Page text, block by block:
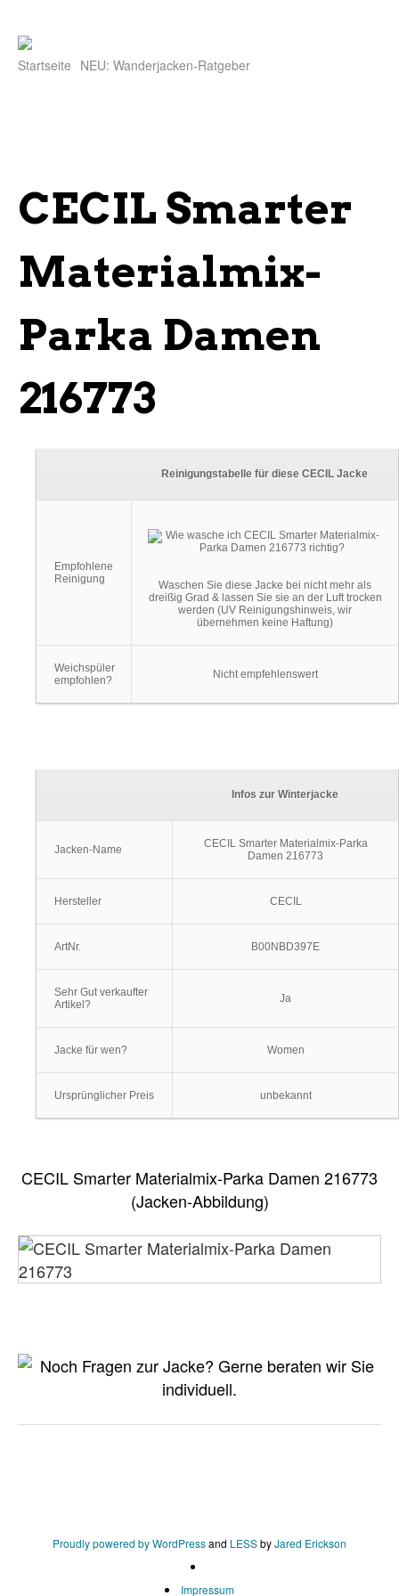
Startseite NEU: Wanderjacken-Ratgeber
CECIL Smarter
Materialmix-
Parka Damen
216773
Reinigungstabelle für diese CECIL Jacke
Empfohlene
Reinigung
Waschen Sie diese Jacke bei nicht mehr als
dreißig Grad & lassen Sie sie an der Luft trocken
werden (UV Reinigungshinweis, wir
übernehmen keine Haftung)
Weichspüler
empfohlen?
Nicht empfehlenswert
Infos zur Winterjacke
Jacken-Name
CECIL Smarter Materialmix-Parka
Damen 216773
Hersteller CECIL
ArtNr. B00NBD397E
Sehr Gut verkaufter
Artikel?
Ja
Jacke für wen? Women
Ursprünglicher Preis unbekannt
CECIL Smarter Materialmix-Parka Damen 216773
(Jacken-Abbildung)
Proudly powered by WordPressand LESSbyJared Erickson
Impressum